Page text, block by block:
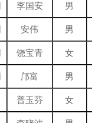
李国安 男
安伟 男
饶宝青 女
邝富 男
普玉芬 女